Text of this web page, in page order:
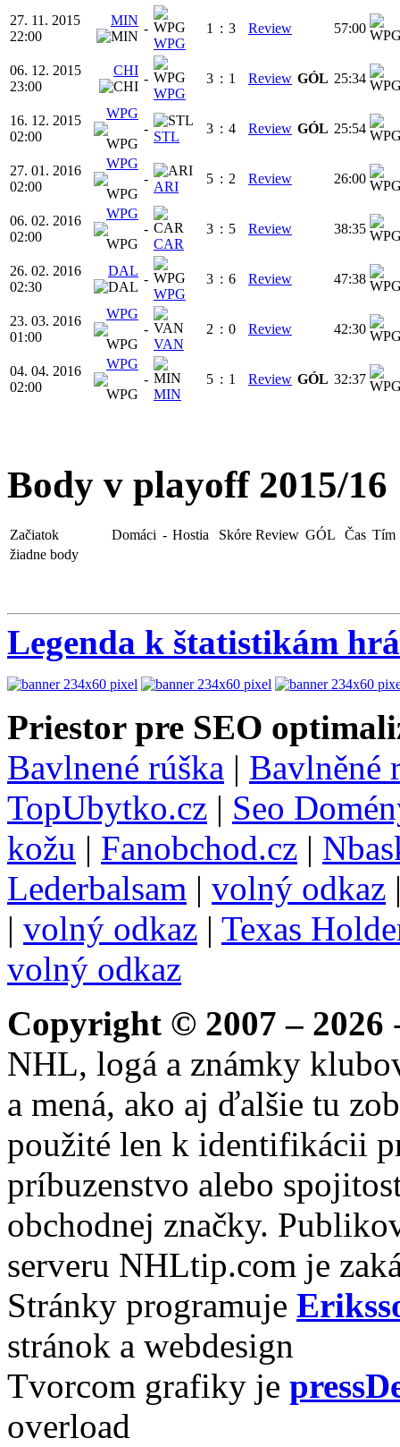
27. 11. 2015
22:00
MIN
-
WPG
1 : 3 Review 57:00
06. 12. 2015
23:00
CHI
-
WPG
3 : 1 Review GÓL 25:34
16. 12. 2015
02:00
WPG
-
STL
3 : 4 Review GÓL 25:54
27. 01. 2016
02:00
WPG
-
ARI
5 : 2 Review 26:00
06. 02. 2016
02:00
WPG
-
CAR
3 : 5 Review 38:35
26. 02. 2016
02:30
DAL
-
WPG
3 : 6 Review 47:38
23. 03. 2016
01:00
WPG
-
VAN
2 : 0 Review 42:30
04. 04. 2016
02:00
WPG
-
MIN
5 : 1 Review GÓL 32:37
Body v playoff 2015/16
Začiatok Domáci - Hostia Skóre Review GÓL Čas Tím
žiadne body
Legenda k štatistikám
Priestor pre SEO
Bavlnené rúška | Bavlněné
TopUbytko.cz | Seo
kožu | Fanobchod.cz |
Lederbalsam | volný odkaz
| volný odkaz | Texas
volný odkaz
Copyright © 2007 – 2026
NHL, logá a známky
a mená, ako aj ďalšie tu
použité len k identifikácii
príbuzenstvo alebo
obchodnej značky.
serveru NHLtip.com je
Stránky programuje
stránok a webdesign
Tvorcom grafiky je
overload